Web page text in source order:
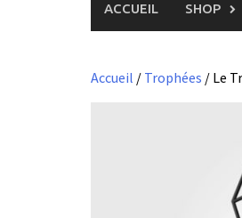
ACCUEIL SHOP
Accueil / Trophées / Le